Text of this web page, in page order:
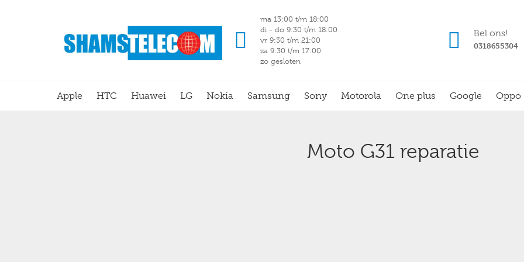
ma 13:00 t/m 18:00
di - do 9:30 t/m 18:00
vr 9:30 t/m 21:00
za 9:30 t/m 17:00
zo gesloten
Bel ons!
0318655304
Apple HTC Huawei LG Nokia Samsung Sony Motorola One plus Google Oppo
Moto G31 reparatie